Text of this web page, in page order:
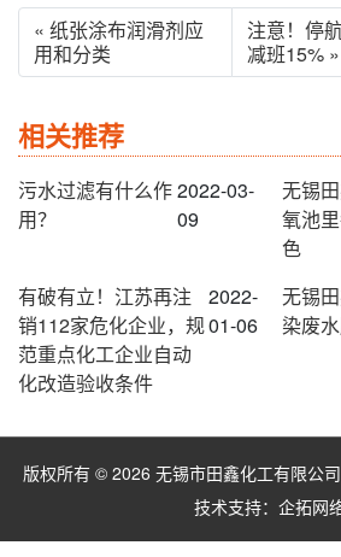
« 纸张涂布润滑剂应
用和分类
注意！停
减班15% »
相关推荐
污水过滤有什么作
用？
2022-03-
09
无锡
氧池
色
有破有立！江苏再注
销112家危化企业，规
范重点化工企业自动
化改造验收条件
2022-
01-06
无锡
染废
版权所有 © 2026 无锡市田鑫化工有限公司
技术支持： 企拓网